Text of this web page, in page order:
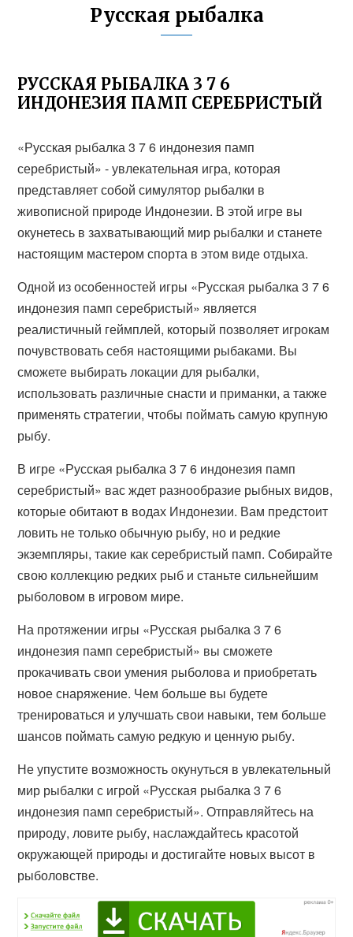
Русская рыбалка
РУССКАЯ РЫБАЛКА 3 7 6
ИНДОНЕЗИЯ ПАМП СЕРЕБРИСТЫЙ
«Русская рыбалка 3 7 6 индонезия памп
серебристый» - увлекательная игра, которая
представляет собой симулятор рыбалки в
живописной природе Индонезии. В этой игре вы
окунетесь в захватывающий мир рыбалки и станете
настоящим мастером спорта в этом виде отдыха.
Одной из особенностей игры «Русская рыбалка 3 7 6
индонезия памп серебристый» является
реалистичный геймплей, который позволяет игрокам
почувствовать себя настоящими рыбаками. Вы
сможете выбирать локации для рыбалки,
использовать различные снасти и приманки, а также
применять стратегии, чтобы поймать самую крупную
рыбу.
В игре «Русская рыбалка 3 7 6 индонезия памп
серебристый» вас ждет разнообразие рыбных видов,
которые обитают в водах Индонезии. Вам предстоит
ловить не только обычную рыбу, но и редкие
экземпляры, такие как серебристый памп. Собирайте
свою коллекцию редких рыб и станьте сильнейшим
рыболовом в игровом мире.
На протяжении игры «Русская рыбалка 3 7 6
индонезия памп серебристый» вы сможете
прокачивать свои умения рыболова и приобретать
новое снаряжение. Чем больше вы будете
тренироваться и улучшать свои навыки, тем больше
шансов поймать самую редкую и ценную рыбу.
Не упустите возможность окунуться в увлекательный
мир рыбалки с игрой «Русская рыбалка 3 7 6
индонезия памп серебристый». Отправляйтесь на
природу, ловите рыбу, наслаждайтесь красотой
окружающей природы и достигайте новых высот в
рыболовстве.